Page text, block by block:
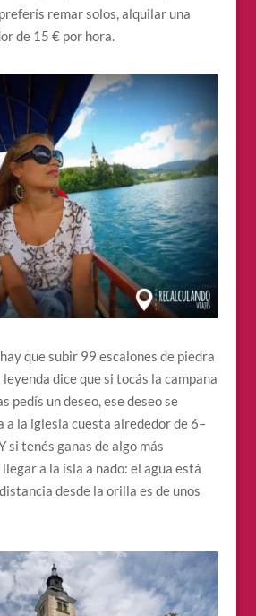
remar solos, alquilar una
de 15 € por hora.
que subir 99 escalones de piedra
dice que si tocás la campana
pedís un deseo, ese deseo se
a la iglesia cuesta alrededor de 6–
si tenés ganas de algo más
a la isla a nado: el agua está
desde la orilla es de unos